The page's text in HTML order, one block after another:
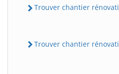
Trouver chantier
Trouver chantier